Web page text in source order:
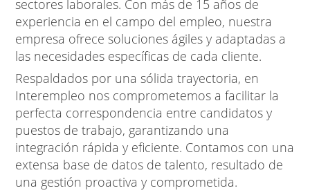
sectores laborales. Con más de 15 años de
experiencia en el campo del empleo, nuestra
empresa ofrece soluciones ágiles y adaptadas a
las necesidades específicas de cada cliente.
Respaldados por una sólida trayectoria, en
Interempleo nos comprometemos a facilitar la
perfecta correspondencia entre candidatos y
puestos de trabajo, garantizando una
integración rápida y eficiente. Contamos con una
extensa base de datos de talento, resultado de
una gestión proactiva y comprometida.